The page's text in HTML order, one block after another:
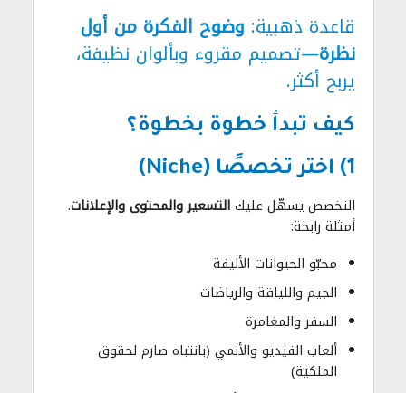
قاعدة ذهبية: وضوح الفكرة من أول
نظرة—تصميم مقروء وبألوان نظيفة،
يربح أكثر.
كيف تبدأ خطوة بخطوة؟
1) اختر تخصصًا (Niche)
التخصص يسهّل عليكالتسعير والمحتوى والإعلانات.
أمثلة رابحة:
محبّو الحيوانات الأليفة
الجيم واللياقة والرياضات
السفر والمغامرة
ألعاب الفيديو والأنمي (بانتباه صارم لحقوق
الملكية)